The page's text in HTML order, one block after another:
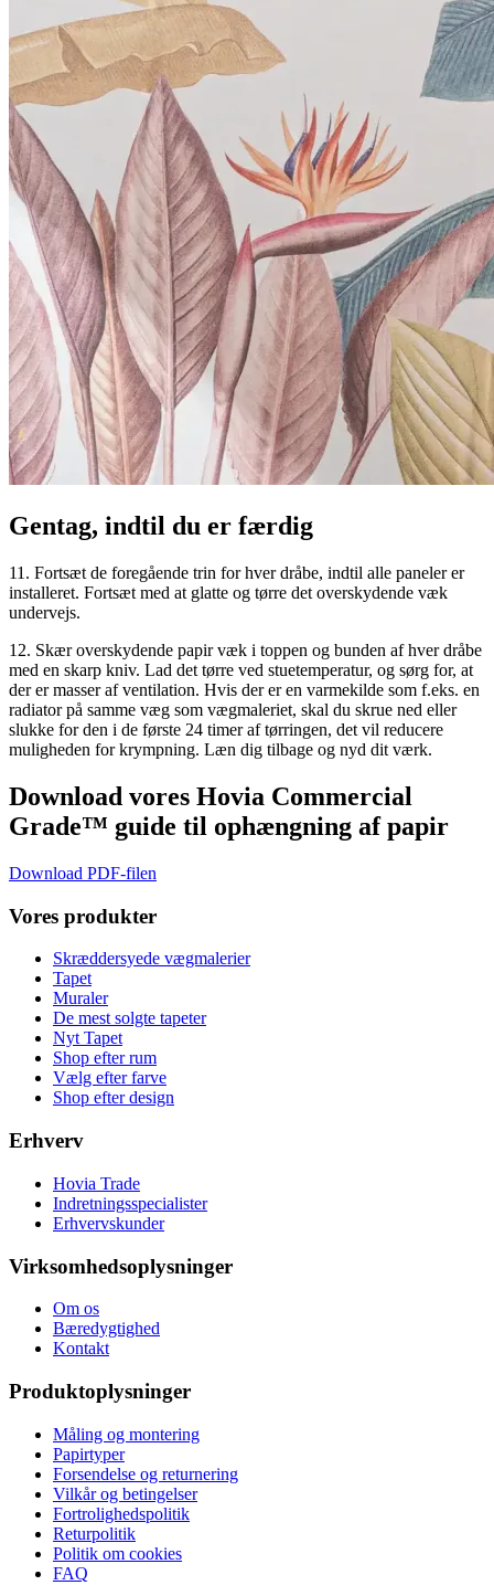
Gentag, indtil du er færdig
11. Fortsæt de foregående trin for hver dråbe, indtil alle paneler er
installeret. Fortsæt med at glatte og tørre det overskydende væk
undervejs.
12. Skær overskydende papir væk i toppen og bunden af hver dråbe
med en skarp kniv. Lad det tørre ved stuetemperatur, og sørg for, at
der er masser af ventilation. Hvis der er en varmekilde som f.eks. en
radiator på samme væg som vægmaleriet, skal du skrue ned eller
slukke for den i de første 24 timer af tørringen, det vil reducere
muligheden for krympning. Læn dig tilbage og nyd dit værk.
Download vores Hovia Commercial
Grade™ guide til ophængning af papir
Download PDF-filen
Vores produkter
Skræddersyede vægmalerier
Tapet
Muraler
De mest solgte tapeter
Nyt Tapet
Shop efter rum
Vælg efter farve
Shop efter design
Erhverv
Hovia Trade
Indretningsspecialister
Erhvervskunder
Virksomhedsoplysninger
Om os
Bæredygtighed
Kontakt
Produktoplysninger
Måling og montering
Papirtyper
Forsendelse og returnering
Vilkår og betingelser
Fortrolighedspolitik
Returpolitik
Politik om cookies
FAQ